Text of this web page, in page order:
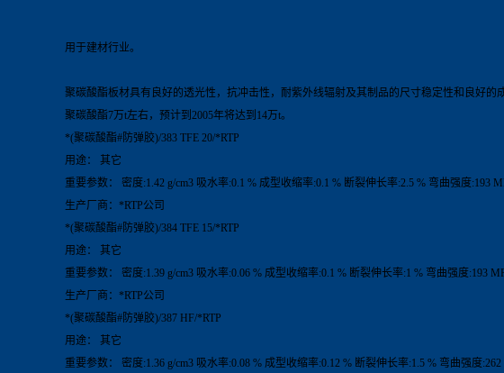
用于建材行业。
聚碳酸酯板材具有良好的透光性，抗冲击性，耐紫外线辐射及其制品的尺寸稳定性和良好
聚碳酸酯7万t左右，预计到2005年将达到14万t。
*(聚碳酸酯#防弹胶)/383 TFE 20/*RTP
用途： 其它
重要参数： 密度:1.42 g/cm3 吸水率:0.1 % 成型收缩率:0.1 % 断裂伸长率:2.5 % 弯曲强度:193
生产厂商：*RTP公司
*(聚碳酸酯#防弹胶)/384 TFE 15/*RTP
用途： 其它
重要参数： 密度:1.39 g/cm3 吸水率:0.06 % 成型收缩率:0.1 % 断裂伸长率:1 % 弯曲强度:193
生产厂商：*RTP公司
*(聚碳酸酯#防弹胶)/387 HF/*RTP
用途： 其它
重要参数： 密度:1.36 g/cm3 吸水率:0.08 % 成型收缩率:0.12 % 断裂伸长率:1.5 % 弯曲强度